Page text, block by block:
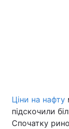
Головна
Україна
Ціни на нафту
підскочили
Спочатку